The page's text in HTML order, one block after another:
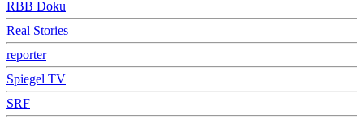
RBB Doku
Real Stories
reporter
Spiegel TV
SRF